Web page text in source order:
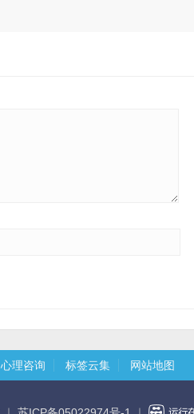
心理咨询 标签云集 网站地图